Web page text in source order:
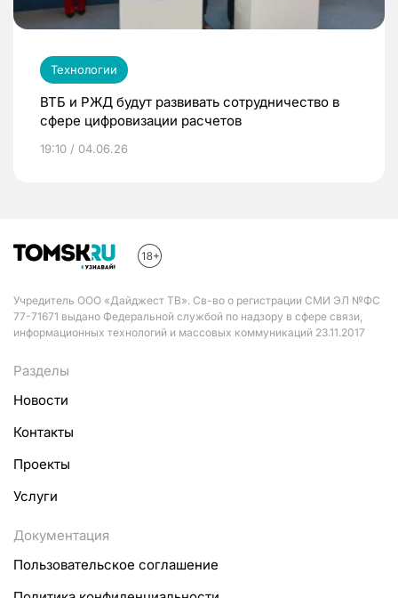
Технологии
ВТБ и РЖД будут развивать сотрудничество в
сфере цифровизации расчетов
19:10 / 04.06.26
Учредитель ООО «Дайджест ТВ». Св-во о регистрации СМИ ЭЛ №ФС
77-71671 выдано Федеральной службой по надзору в сфере связи,
информационных технологий и массовых коммуникаций 23.11.2017
Разделы
Новости
Контакты
Проекты
Услуги
Документация
Пользовательское соглашение